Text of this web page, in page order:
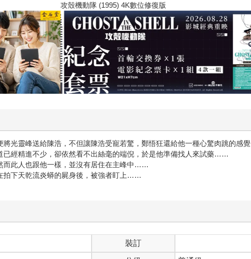
4K數位修復版
光靈峰送給陳浩，不但讓陳浩受寵若驚，鄭悟狂還給他一種心驚肉跳的感
已經精進不少，卻依然看不出絲毫的端倪，於是他準備找人來試藥……
而此人也跟他一樣，並沒有居住在主峰中……
拍下天乾流炎蟒的屍身後，被強者盯上……
裝訂